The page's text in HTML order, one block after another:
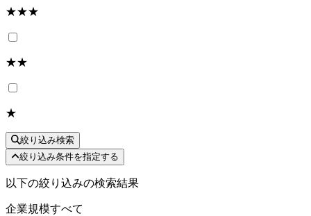
★★★
★★
★
絞り込み検索
絞り込み条件を指定する
以下の絞り込みの検索結果
企業規模すべて